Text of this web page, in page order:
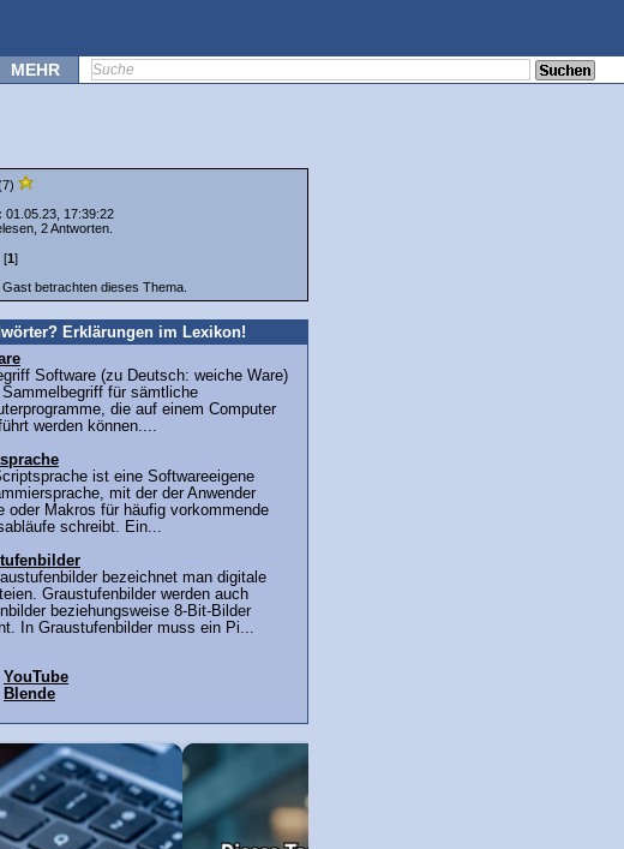
MEHR
01.05.23, 17:39:22
2 Antworten.
[1]
betrachten dieses Thema.
Erklärungen im Lexikon!
Software (zu Deutsch: weiche Ware)
für sämtliche
die auf einem Computer
werden können....
ist eine Softwareeigene
mit der der Anwender
oder Makros für häufig vorkommende
schreibt. Ein...
bezeichnet man digitale
Graustufenbilder werden auch
beziehungsweise 8-Bit-Bilder
In Graustufenbilder muss ein Pi...
YouTube
Blende